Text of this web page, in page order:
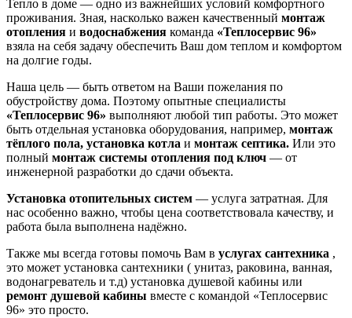
Тепло в доме — одно из важнейших условий комфортного
проживания. Зная, насколько важен качественный монтаж
отопления и водоснабжения команда «Теплосервис 96»
взяла на себя задачу обеспечить Ваш дом теплом и комфортом
на долгие годы.
Наша цель — быть ответом на Ваши пожелания по
обустройству дома. Поэтому опытные специалисты
«Теплосервис 96» выполняют любой тип работы. Это может
быть отдельная установка оборудования, например, монтаж
тёплого пола, установка котла и монтаж септика. Или это
полный монтаж системы отопления под ключ — от
инженерной разработки до сдачи объекта.
Установка отопительных систем — услуга затратная. Для
нас особенно важно, чтобы цена соответствовала качеству, и
работа была выполнена надёжно.
Также мы всегда готовы помочь Вам в услугах сантехника ,
это может установка сантехники ( унитаз, раковина, ванная,
водонагреватель и т.д) установка душевой кабины или
ремонт душевой кабины вместе с командой «Теплосервис
96» это просто.